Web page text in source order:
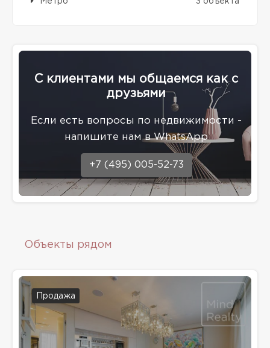
С клиентами мы общаемся как с
друзьями
Eсли есть вопросы по недвижимости -
напишите нам в WhatsApp
+7 (495) 005-52-73
Объекты рядом
Продажа